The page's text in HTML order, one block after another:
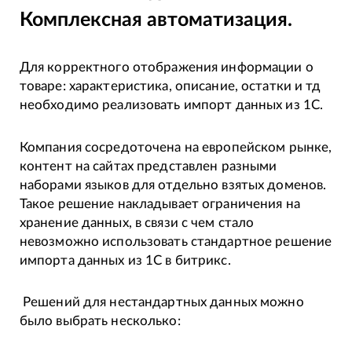
Комплексная автоматизация.
Для корректного отображения информации о
товаре: характеристика, описание, остатки и тд
необходимо реализовать импорт данных из 1С.
Компания сосредоточена на европейском рынке,
контент на сайтах представлен разными
наборами языков для отдельно взятых доменов.
Такое решение накладывает ограничения на
хранение данных, в связи с чем стало
невозможно использовать стандартное решение
импорта данных из 1С в битрикс.
Решений для нестандартных данных можно
было выбрать несколько: